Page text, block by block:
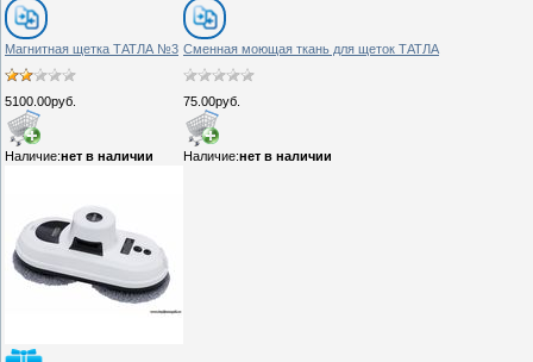
Магнитная щетка ТАТЛА №3
5100.00руб.
Наличие:нет в наличии
Сменная моющая ткань для щеток ТАТЛА
75.00руб.
Наличие:нет в наличии